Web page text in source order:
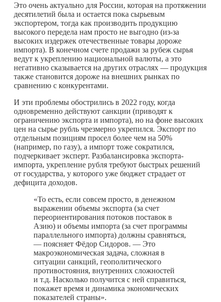
Это очень актуально для России, которая на протяжении
десятилетий была и остается пока сырьевым
экспортером, тогда как производить продукцию
высокого передела нам просто не выгодно (из-за
высоких издержек отечественные товары дороже
импорта). В конечном счете продажи за рубеж сырья
ведут к укреплению национальной валюты, а это
негативно сказывается на других отраслях — продукция
также становится дороже на внешних рынках по
сравнению с конкурентами.
И эти проблемы обострились в 2022 году, когда
одновременно действуют санкции (приводят к
ограничению экспорта и импорта), но на фоне высоких
цен на сырье рубль чрезмерно укрепился. Экспорт по
отдельным позициям просел более чем на 50%
(например, по газу), а импорт тоже сократился,
подчеркивает эксперт. Разбалансировка экспорта-
импорта, укрепление рубля требуют быстрых решений
от государства, у которого уже бюджет страдает от
дефицита доходов.
«То есть, если совсем просто, в денежном
выражении объемы экспорта (за счет
переориентирования потоков поставок в
Азию) и объемы импорта (за счет программы
параллельного импорта) должны сравняться,
— поясняет Фёдор Сидоров. — Это
макроэкономическая задача, сложная в
ситуации санкций, геополитического
противостояния, внутренних сложностей
и т.д. Насколько получится с ней справиться,
покажет время и динамика экономических
показателей страны».